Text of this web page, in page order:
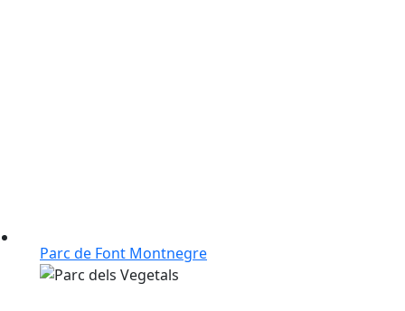
Parc de Font Montnegre